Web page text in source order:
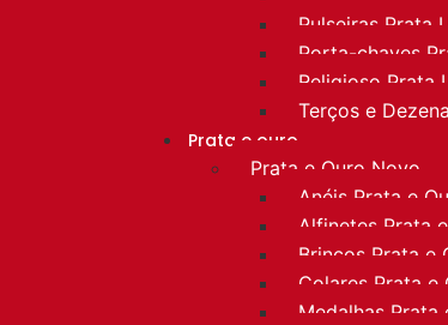
Pulseiras Prata
Porta-chaves
Religioso Prata
Terços e
Prata e ouro
Prata e Ouro Novo
Anéis Prata e
Alfinetes Prata
Brincos Prata e
Colares Prata e
Medalhas Prata